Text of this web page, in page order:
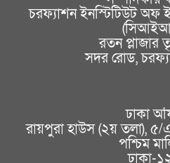
চরফ্যাশন ইনস্টিটিউট
রতন প্লাজার
সদর রোড,
ঢাকা
রায়পুরা হাউস (২য় তলা),
পশ্চিম
ঢাকা-